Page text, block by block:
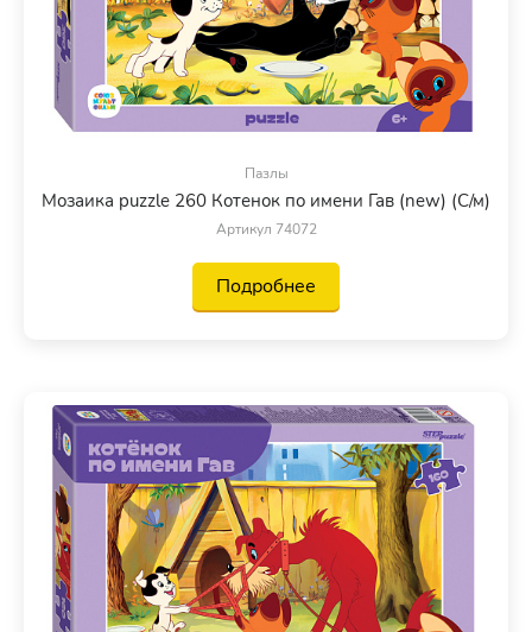
Пазлы
Мозаика puzzle 260 Котенок по имени Гав (new) (С/м)
Артикул 74072
Подробнее